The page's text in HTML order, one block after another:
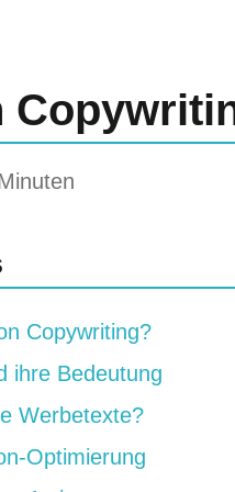
Copywriting?
ihre Bedeutung
Werbetexte?
Optimierung